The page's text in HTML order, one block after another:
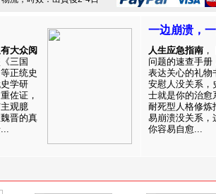
大众阅
三国
正统史
学研
佐证，
观臆
晋的真
一边崩溃，
人生应急指南
问题的速查手册
表达关心的礼物
安慰人没关系，
士就是你的治愈
耐死型人格修炼
易崩溃没关系，
你容易自愈...